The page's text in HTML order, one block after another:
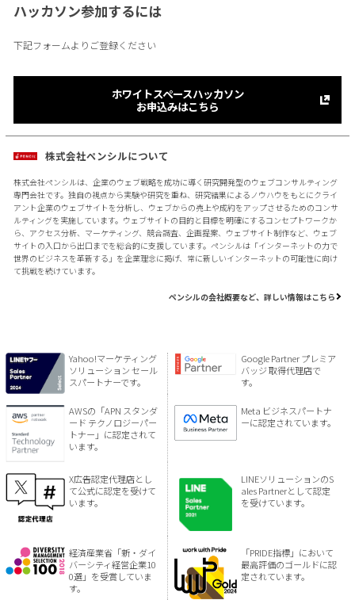
ハッカソン参加するには
下記フォームよりご登録ください
ホワイトスペースハッカソン
お申込みはこちら
株式会社ペンシルについて
株式会社ペンシルは、企業のウェブ戦略を成功に導く研究開発型のウェブコンサルティング
専門会社です。独自の視点から実験や研究を重ね、研究結果によるノウハウをもとにクライ
アント企業のウェブサイトを分析し、ウェブからの売上や成約をアップさせるためのコンサ
ルティングを実施しています。ウェブサイトの目的と目標を明確にするコンセプトワークか
ら、アクセス分析、マーケティング、競合調査、企画提案、ウェブサイト制作など、ウェブ
サイトの入口から出口までを総合的に支援しています。ペンシルは「インターネットの力で
世界のビジネスを革新する」を企業理念に掲げ、常に新しいインターネットの可能性に向け
て挑戦を続けています。
ペンシルの会社概要など、詳しい情報はこちら
Yahoo!マーケティング
ソリューション セール
スパートナーです。
Google Partner プレミア
バッジ 取得代理店で
す。
AWSの「APN スタンダ
ード テクノロジーパー
トナー」に認定されて
います。
Meta ビジネスパートナ
ーに認定されています。
X広告認定代理店とし
て公式に認定を受けて
います。
LINEソリューションのS
ales Partnerとして認定
を受けています。
経済産業省「新・ダイ
バーシティ経営企業10
0選」を受賞していま
す。
「PRIDE指標」において
最高評価のゴールドに認
定されています。